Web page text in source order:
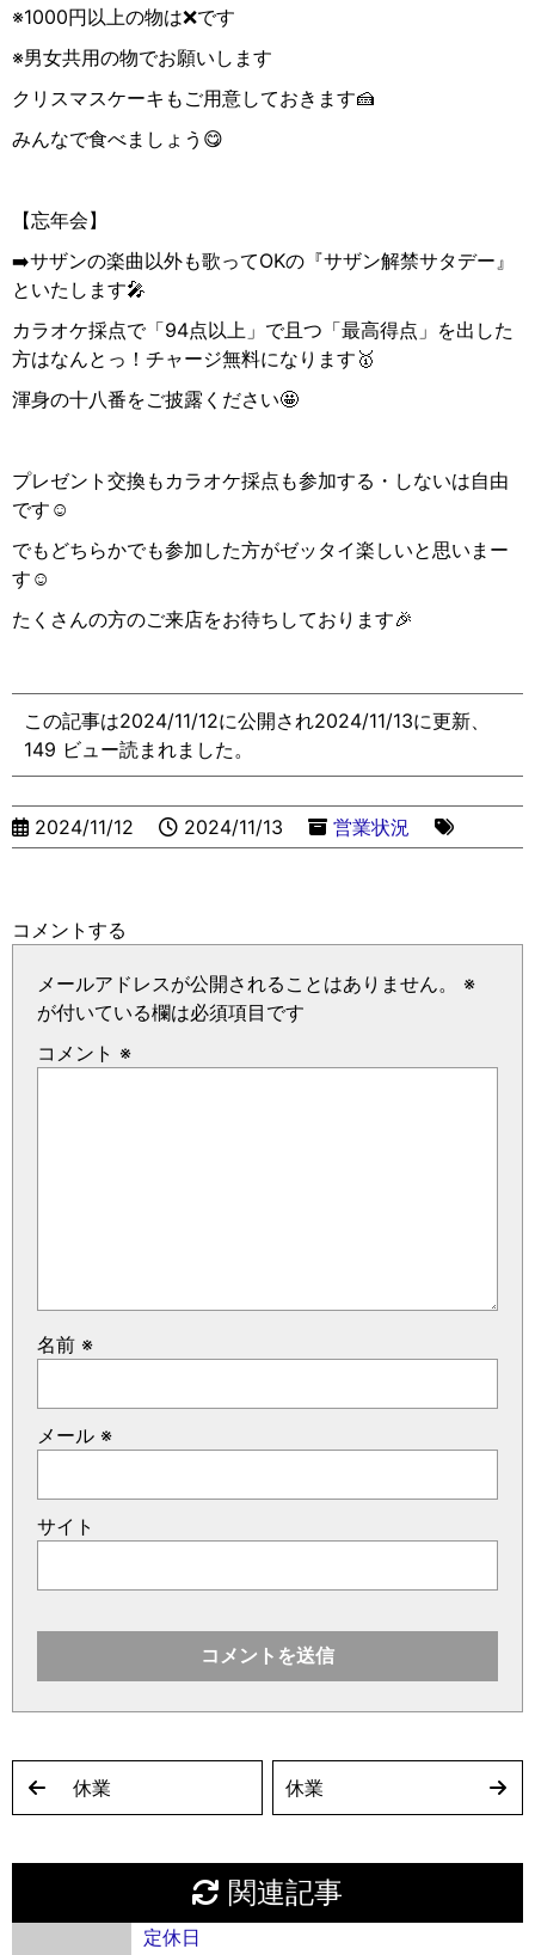
※1000円以上の物は❌です
※男女共用の物でお願いします
クリスマスケーキもご用意しておきます🍰
みんなで食べましょう😋
【忘年会】
➡️サザンの楽曲以外も歌ってOKの『サザン解禁サタデー』
といたします🎤
カラオケ採点で「94点以上」で且つ「最高得点」を出した
方はなんとっ！チャージ無料になります🥇
渾身の十八番をご披露ください🤩
プレゼント交換もカラオケ採点も参加する・しないは自由
です☺️
でもどちらかでも参加した方がゼッタイ楽しいと思いまー
す☺️
たくさんの方のご来店をお待ちしております🎉
この記事は2024/11/12に公開され2024/11/13に更新、
149 ビュー読まれました。
2024/11/12 2024/11/13 営業状況
コメントする
メールアドレスが公開されることはありません。
※
が付いている欄は必須項目です
コメント ※
名前 ※
メール ※
サイト
休業 休業
関連記事
定休日